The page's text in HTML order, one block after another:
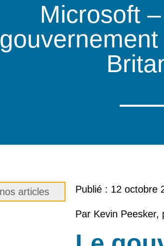
Microsoft
Publié : 12 octobre
Par Kevin Peesker,